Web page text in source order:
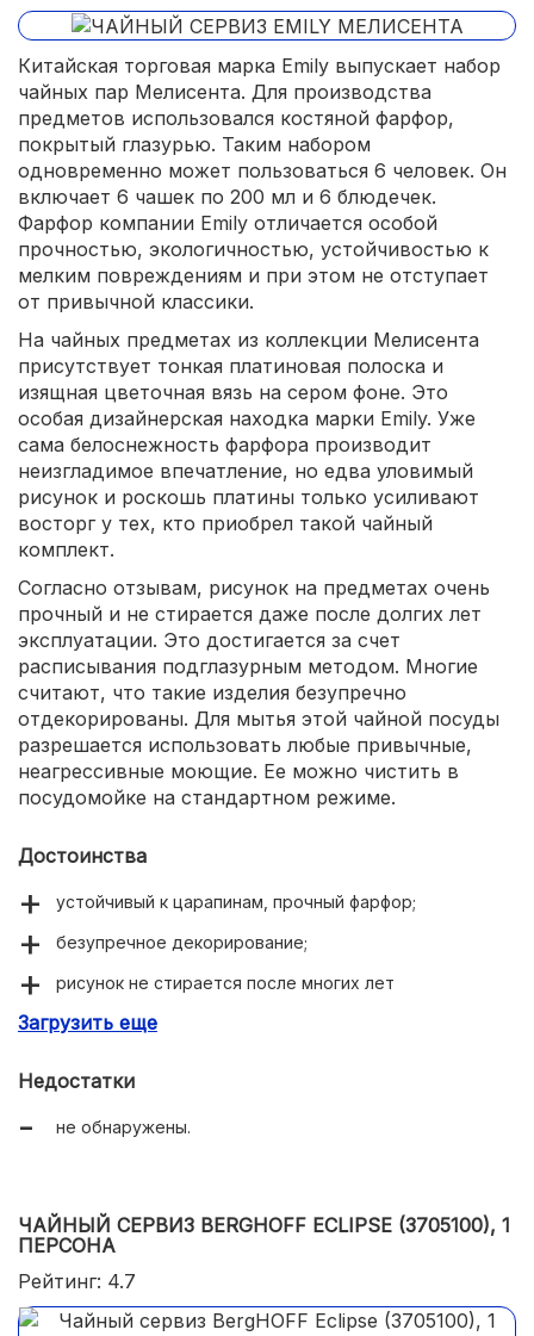
Китайская торговая марка Emily выпускает набор
чайных пар Мелисента. Для производства
предметов использовался костяной фарфор,
покрытый глазурью. Таким набором
одновременно может пользоваться 6 человек. Он
включает 6 чашек по 200 мл и 6 блюдечек.
Фарфор компании Emily отличается особой
прочностью, экологичностью, устойчивостью к
мелким повреждениям и при этом не отступает
от привычной классики.
На чайных предметах из коллекции Мелисента
присутствует тонкая платиновая полоска и
изящная цветочная вязь на сером фоне. Это
особая дизайнерская находка марки Emily. Уже
сама белоснежность фарфора производит
неизгладимое впечатление, но едва уловимый
рисунок и роскошь платины только усиливают
восторг у тех, кто приобрел такой чайный
комплект.
Согласно отзывам, рисунок на предметах очень
прочный и не стирается даже после долгих лет
эксплуатации. Это достигается за счет
расписывания подглазурным методом. Многие
считают, что такие изделия безупречно
отдекорированы. Для мытья этой чайной посуды
разрешается использовать любые привычные,
неагрессивные моющие. Ее можно чистить в
посудомойке на стандартном режиме.
Достоинства
устойчивый к царапинам, прочный фарфор;
безупречное декорирование;
рисунок не стирается после многих лет
Загрузить еще
Недостатки
не обнаружены.
ЧАЙНЫЙ СЕРВИЗ BERGHOFF ECLIPSE (3705100), 1
ПЕРСОНА
Рейтинг: 4.7